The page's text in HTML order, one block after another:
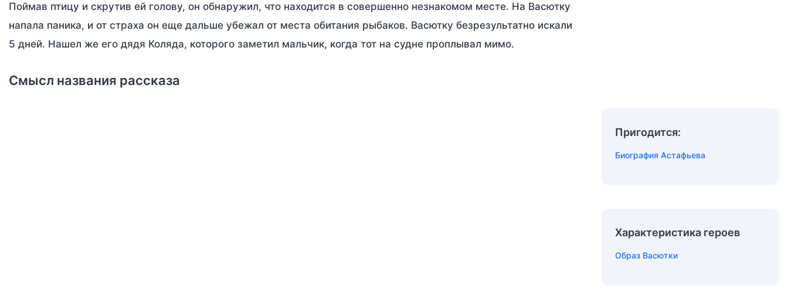
Поймав птицу и скрутив ей голову, он обнаружил, что находится в совершенно незнакомом месте. На Васютку
напала паника, и от страха он еще дальше убежал от места обитания рыбаков. Васютку безрезультатно искали
5 дней. Нашел же его дядя Коляда, которого заметил мальчик, когда тот на судне проплывал мимо.
Смысл названия рассказа
Пригодится:
Биография Астафьева
Характеристика героев
Образ Васютки